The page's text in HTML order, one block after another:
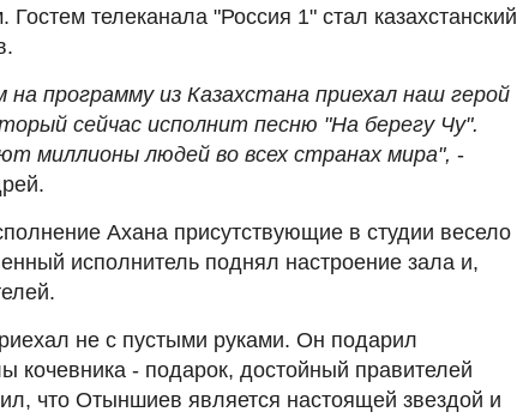
телеканала "Россия 1" стал казахстанский
программу из Казахстана приехал наш герой
сейчас исполнит песню "На берегу Чу".
миллионы людей во всех странах мира", -
Ахана присутствующие в студии весело
исполнитель поднял настроение зала и,
не с пустыми руками. Он подарил
кочевника - подарок, достойный правителей
что Отыншиев является настоящей звездой и